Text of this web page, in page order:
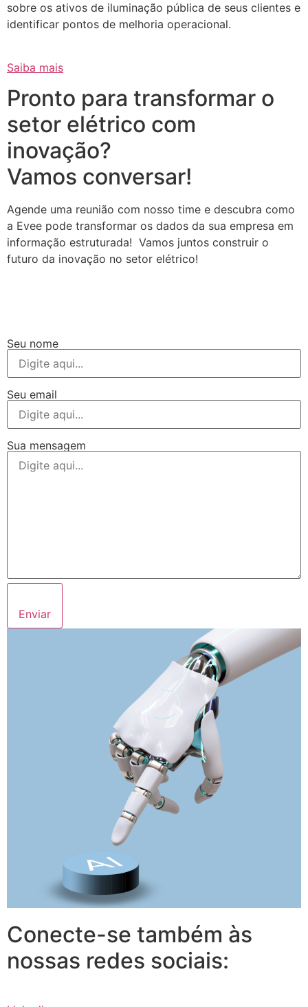
sobre os ativos de iluminação pública de seus clientes e
identificar pontos de melhoria operacional.
Saiba mais
Pronto para transformar o
setor elétrico com
inovação?
Vamos conversar!
Agende uma reunião com nosso time e descubra como
a Evee pode transformar os dados da sua empresa em
informação estruturada! Vamos juntos construir o
futuro da inovação no setor elétrico!
Seu nome
Seu email
Sua mensagem
Enviar
Conecte-se também às
nossas redes sociais: